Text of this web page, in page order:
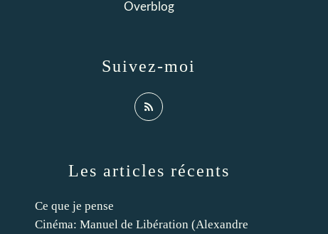
Les articles récents
Ce que je pense
Cinéma: Manuel de Libération (Alexandre
Suivez-moi
Overblog